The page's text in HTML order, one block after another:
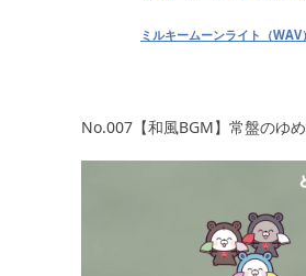
ミルキームーンライト（WAV
No.007【和風BGM】常盤のゆ